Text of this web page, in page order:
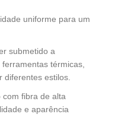
uniforme para um
submetido a
térmicas,
diferentes estilos.
com fibra de alta
e aparência